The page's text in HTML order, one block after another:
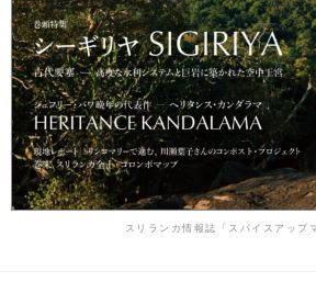
スリランカ情報誌「スパイスアップ